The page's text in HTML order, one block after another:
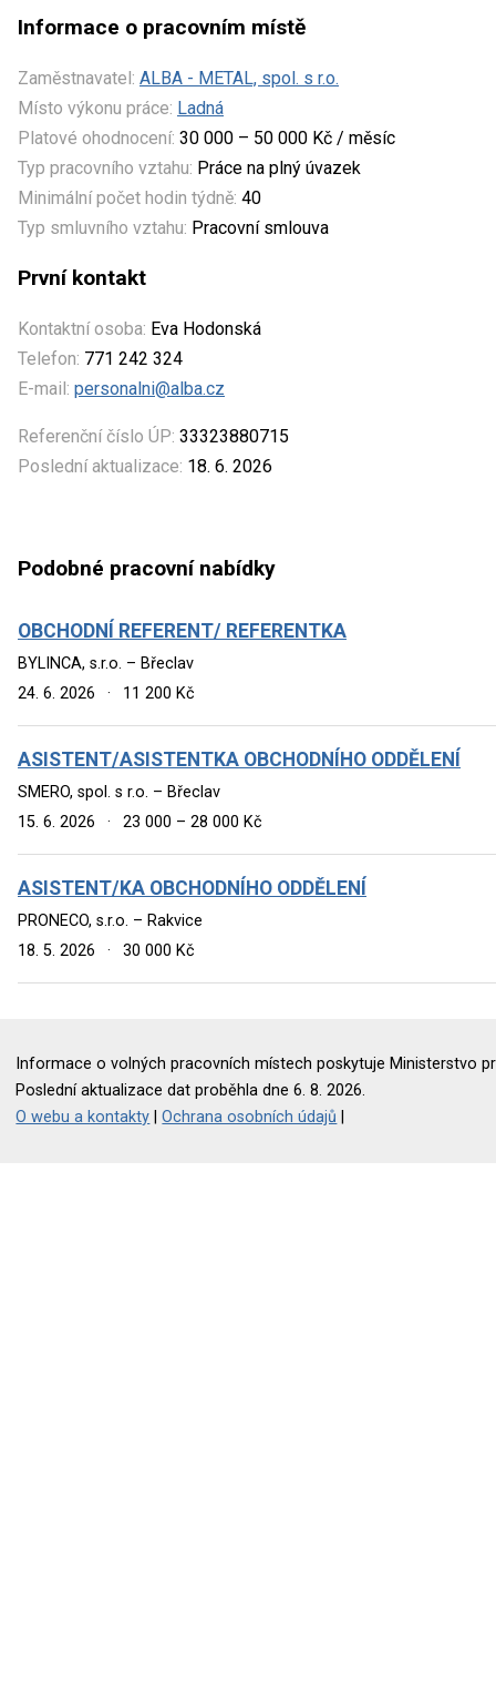
Informace o pracovním místě
Zaměstnavatel: ALBA - METAL, spol. s r.o.
Místo výkonu práce: Ladná
Platové ohodnocení: 30 000 – 50 000 Kč / měsíc
Typ pracovního vztahu: Práce na plný úvazek
Minimální počet hodin týdně: 40
Typ smluvního vztahu: Pracovní smlouva
První kontakt
Kontaktní osoba: Eva Hodonská
Telefon: 771 242 324
E-mail: personalni@alba.cz
Referenční číslo ÚP: 33323880715
Poslední aktualizace: 18. 6. 2026
Podobné pracovní nabídky
OBCHODNÍ REFERENT/ REFERENTKA
BYLINCA, s.r.o. – Břeclav
24. 6. 2026
· 11 200 Kč
ASISTENT/ASISTENTKA OBCHODNÍHO ODDĚLENÍ
SMERO, spol. s r.o. – Břeclav
15. 6. 2026
· 23 000 – 28 000 Kč
ASISTENT/KA OBCHODNÍHO ODDĚLENÍ
PRONECO, s.r.o. – Rakvice
18. 5. 2026
· 30 000 Kč
Informace o volných pracovních místech poskytuje Ministerstvo
Poslední aktualizace dat proběhla dne 6. 8. 2026.
O webu a kontakty |Ochrana osobních údajů